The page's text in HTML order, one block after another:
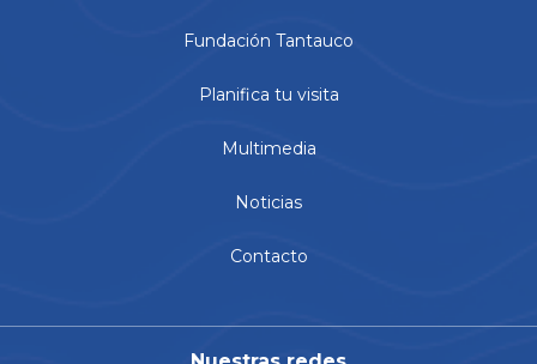
Fundación Tantauco
Planifica tu visita
Multimedia
Noticias
Contacto